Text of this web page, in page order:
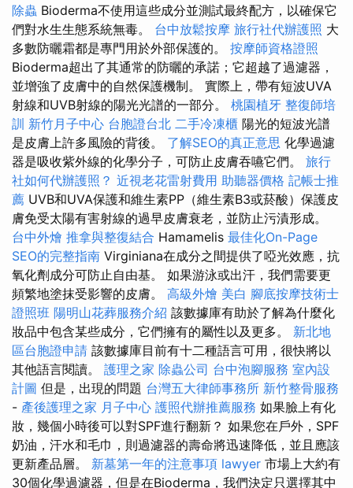
除蟲 Bioderma不使用這些成分並測試最終配方，以確保它
們對水生生態系統無毒。 台中放鬆按摩 旅行社代辦護照 大
多數防曬霜都是專門用於外部保護的。 按摩師資格證照
Bioderma超出了其通常的防曬的承諾；它超越了過濾器，
並增強了皮膚中的自然保護機制。 實際上，帶有短波UVA
射線和UVB射線的陽光光譜的一部分。 桃園植牙 整復師培
訓 新竹月子中心 台胞證台北 二手冷凍櫃 陽光的短波光譜
是皮膚上許多風險的背後。 了解SEO的真正意思 化學過濾
器是吸收紫外線的化學分子，可防止皮膚吞嚥它們。 旅行
社如何代辦護照？ 近視老花雷射費用 助聽器價格 記帳士推
薦 UVB和UVA保護和維生素PP（維生素B3或菸酸）保護皮
膚免受太陽有害射線的過早皮膚衰老，並防止污漬形成。
台中外燴 推拿與整復結合 Hamamelis 最佳化On-Page
SEO的完整指南 Virginiana在成分之間提供了啞光效應，抗
氧化劑成分可防止自由基。 如果游泳或出汗，我們需要更
頻繁地塗抹受影響的皮膚。 高級外燴 美白 腳底按摩技術士
證照班 陽明山花葬服務介紹 該數據庫有助於了解為什麼化
妝品中包含某些成分，它們擁有的屬性以及更多。 新北地
區台胞證申請 該數據庫目前有十二種語言可用，很快將以
其他語言閱讀。 護理之家 除蟲公司 台中泡腳服務 室內設
計圖 但是，出現的問題 台灣五大律師事務所 新竹整骨服務
- 產後護理之家 月子中心 護照代辦推薦服務 如果臉上有化
妝，幾個小時後可以對SPF進行翻新？ 如果您在戶外，SPF
奶油，汗水和毛巾，則過濾器的壽命將迅速降低，並且應該
更新產品層。 新墓第一年的注意事項 lawyer 市場上大約有
30個化學過濾器，但是在Bioderma，我們決定只選擇其中